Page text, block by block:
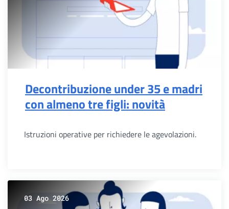
Decontribuzione under 35 e madri
con almeno tre figli: novità
Istruzioni operative per richiedere le agevolazioni.
03 Ago 2026